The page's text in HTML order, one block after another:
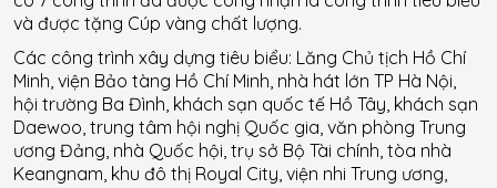
và được tặng Cúp vàng chất lượng.
Các công trình xây dựng tiêu biểu: Lăng Chủ tịch Hồ Chí
Minh, viện Bảo tàng Hồ Chí Minh, nhà hát lớn TP Hà Nội,
hội trường Ba Đình, khách sạn quốc tế Hồ Tây, khách sạn
Daewoo, trung tâm hội nghị Quốc gia, văn phòng Trung
ương Đảng, nhà Quốc hội, trụ sở Bộ Tài chính, tòa nhà
Keangnam, khu đô thị Royal City, viện nhi Trung ương,